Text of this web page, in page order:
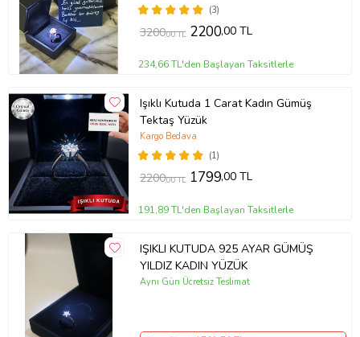
(3)
3200,00 TL 2200,00 TL
234,66 TL'den Başlayan Taksitlerle
Işıklı Kutuda 1 Carat Kadın Gümüş
Tektaş Yüzük
(1)
Kargo Bedava
2200,00 TL 1799,00 TL
191,89 TL'den Başlayan Taksitlerle
IŞIKLI KUTUDA 925 AYAR GÜMÜŞ
YILDIZ KADIN YÜZÜK
Aynı Gün Ücretsiz Teslimat